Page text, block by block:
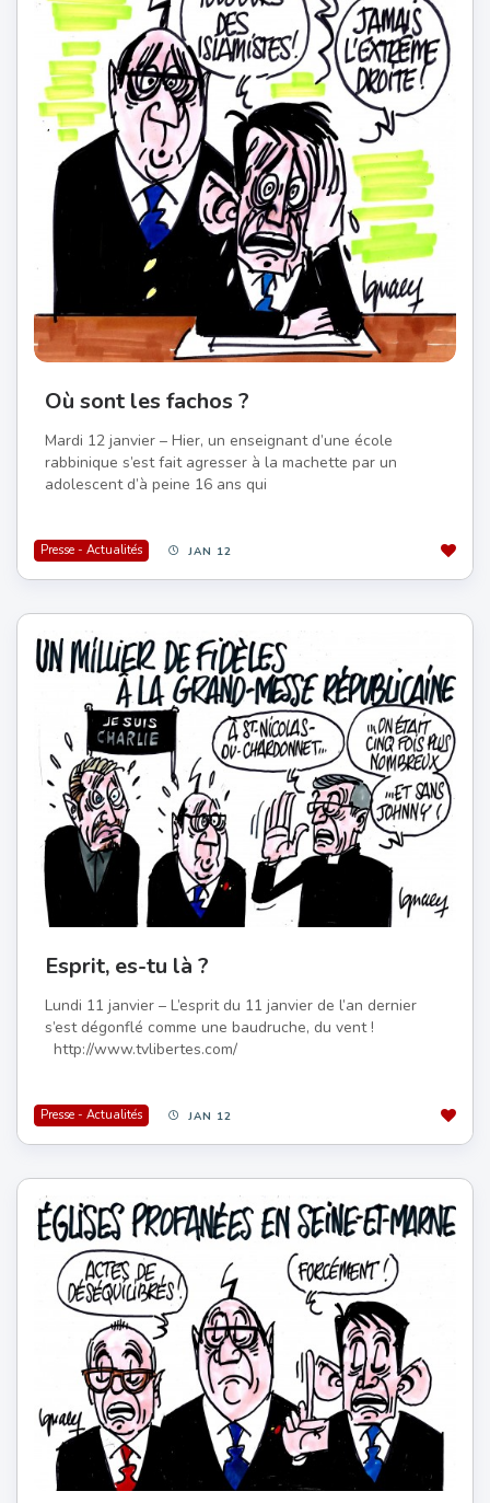
Où sont les fachos ?
Mardi 12 janvier – Hier, un enseignant d’une école
rabbinique s’est fait agresser à la machette par un
adolescent d’à peine 16 ans qui
Presse - Actualités JAN 12
Esprit, es-tu là ?
Lundi 11 janvier – L’esprit du 11 janvier de l’an dernier
s’est dégonflé comme une baudruche, du vent !
http://www.tvlibertes.com/
Presse - Actualités JAN 12